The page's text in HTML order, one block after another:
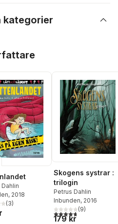
kategorier
, 2018
5 stjärnor. Totalt antal röster:
(3)
Skogens systrar :
trilogin
Petrus Dahlin
Inbunden, 2016
4,7utav 5 stjärnor.
(9)
179 kr